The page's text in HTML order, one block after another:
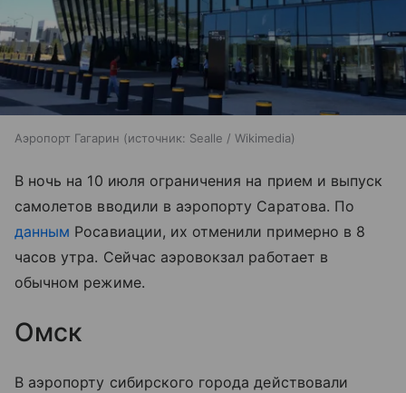
Аэропорт Гагарин источник: Sealle / Wikimedia
В ночь на 10 июля ограничения на прием и выпуск
самолетов вводили в аэропорту Саратова. По
данным Росавиации, их отменили примерно в 8
часов утра. Сейчас аэровокзал работает в
обычном режиме.
Омск
В аэропорту сибирского города действовали